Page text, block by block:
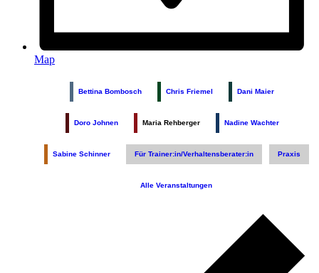
Map
Bettina Bombosch Chris Friemel Dani Maier
Doro Johnen Maria Rehberger Nadine Wachter
Sabine Schinner Für Trainer:in/Verhaltensberater:in Praxis
Alle Veranstaltungen